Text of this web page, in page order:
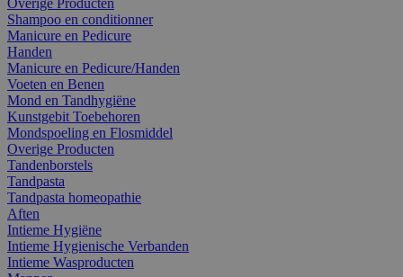
Shampoo en conditionner
Manicure en Pedicure
Handen
Manicure en Pedicure/Handen
Voeten en Benen
Mond en Tandhygiëne
Kunstgebit Toebehoren
Mondspoeling en Flosmiddel
Overige Producten
Tandenborstels
Tandpasta
Tandpasta homeopathie
Aften
Intieme Hygiëne
Intieme Hygienische Verbanden
Intieme Wasproducten